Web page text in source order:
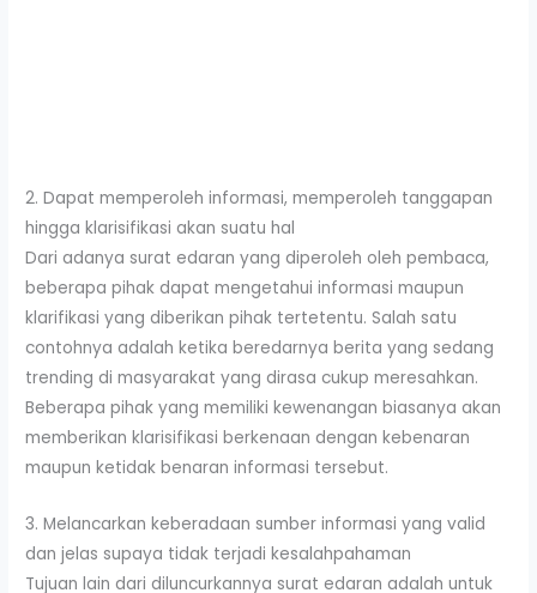
2. Dapat memperoleh informasi, memperoleh tanggapan
hingga klarisifikasi akan suatu hal
Dari adanya surat edaran yang diperoleh oleh pembaca,
beberapa pihak dapat mengetahui informasi maupun
klarifikasi yang diberikan pihak tertetentu. Salah satu
contohnya adalah ketika beredarnya berita yang sedang
trending di masyarakat yang dirasa cukup meresahkan.
Beberapa pihak yang memiliki kewenangan biasanya akan
memberikan klarisifikasi berkenaan dengan kebenaran
maupun ketidak benaran informasi tersebut.
3. Melancarkan keberadaan sumber informasi yang valid
dan jelas supaya tidak terjadi kesalahpahaman
Tujuan lain dari diluncurkannya surat edaran adalah untuk